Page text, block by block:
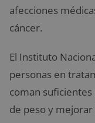
afecciones
cáncer.
El Instituto
personas en
coman
de peso y